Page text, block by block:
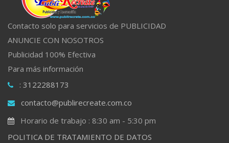
Contacto solo para servicios de PUBLICIDAD
ANUNCIE CON NOSOTROS
Publicidad 100% Efectiva
Para más información
: 3122288173
contacto@publirecreate.com.co
Horario de trabajo : 8:30 am - 5:30 pm
POLITICA DE TRATAMIENTO DE DATOS